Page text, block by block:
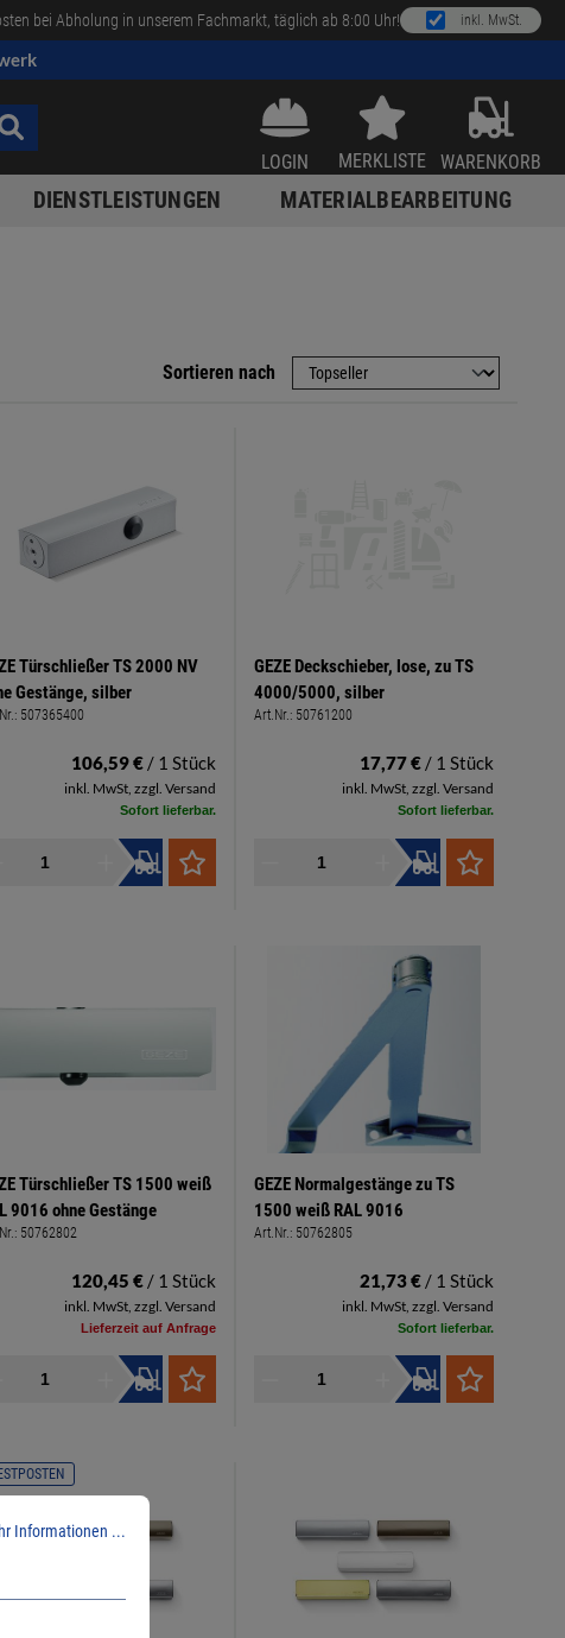
bei Abholung in unserem Fachmarkt, täglich ab 8:00 Uhr! inkl. MwSt.
LOGIN MERKLISTE WARENKORB
DIENSTLEISTUNGEN MATERIALBEARBEITUNG
Sortieren nach
Türschließer TS 2000 NV
Gestänge, silber
507365400
106,59 € / 1 Stück
inkl. MwSt, zzgl. Versand
Sofort lieferbar.
GEZE Deckschieber, lose, zu TS
4000/5000, silber
Art.Nr.: 50761200
17,77 € / 1 Stück
inkl. MwSt, zzgl. Versand
Sofort lieferbar.
Türschließer TS 1500 weiß
9016 ohne Gestänge
50762802
120,45 € / 1 Stück
inkl. MwSt, zzgl. Versand
Lieferzeit auf Anfrage
GEZE Normalgestänge zu TS
1500 weiß RAL 9016
Art.Nr.: 50762805
21,73 € / 1 Stück
inkl. MwSt, zzgl. Versand
Sofort lieferbar.
Informationen ...